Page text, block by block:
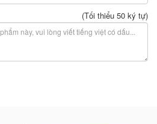
(Tối thiểu 50 ký tự)